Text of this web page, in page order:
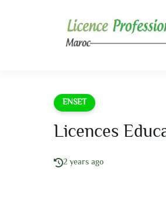
ENSET
Licences
2 years ago